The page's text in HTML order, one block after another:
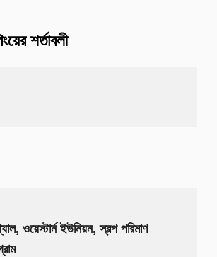
শর্তাবলী
ওয়েস্টার্ন ইউনিয়ন, স্বল্প পরিমাণ